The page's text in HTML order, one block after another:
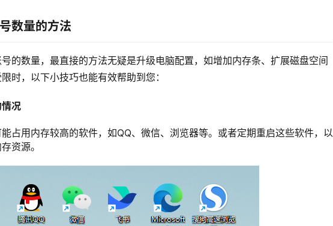
数量的方法
的数量，最直接的方法无疑是升级电脑配置，如增加内存条、扩展磁盘空间
时，以下小技巧也能有效帮助到您：
况
占用内存较高的软件，如QQ、微信、浏览器等。或者定期重启这些软件，以
资源。